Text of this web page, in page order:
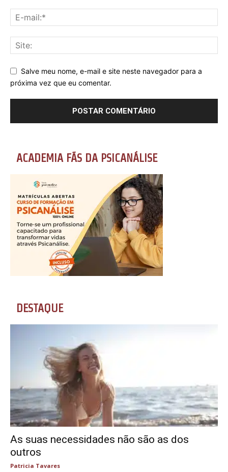
Salve meu nome, e-mail e site neste navegador para a
próxima vez que eu comentar.
ACADEMIA FÃS DA PSICANÁLISE
DESTAQUE
As suas necessidades não são as dos
outros
Patricia Tavares